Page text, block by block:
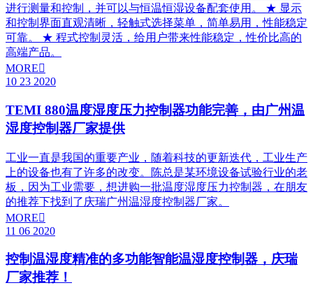
进行测量和控制，并可以与恒温恒湿设备配套使用。 ★ 显示
和控制界面直观清晰，轻触式选择菜单，简单易用，性能稳定
可靠。 ★ 程式控制灵活，给用户带来性能稳定，性价比高的
高端产品。
MORE
10 23 2020
TEMI 880温度湿度压力控制器功能完善，由广州温
湿度控制器厂家提供
工业一直是我国的重要产业，随着科技的更新迭代，工业生产
上的设备也有了许多的改变。陈总是某环境设备试验行业的老
板，因为工业需要，想进购一批温度湿度压力控制器，在朋友
的推荐下找到了庆瑞广州温湿度控制器厂家。
MORE
11 06 2020
控制温湿度精准的多功能智能温湿度控制器，庆瑞
厂家推荐！